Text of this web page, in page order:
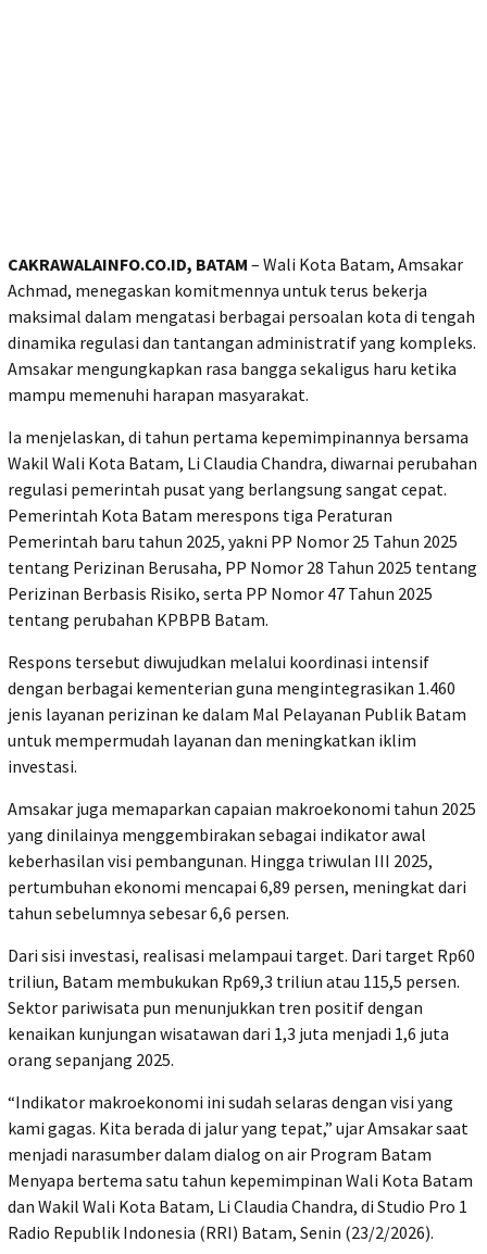
CAKRAWALAINFO.CO.ID, BATAM – Wali Kota Batam, Amsakar
Achmad, menegaskan komitmennya untuk terus bekerja
maksimal dalam mengatasi berbagai persoalan kota di tengah
dinamika regulasi dan tantangan administratif yang kompleks.
Amsakar mengungkapkan rasa bangga sekaligus haru ketika
mampu memenuhi harapan masyarakat.
Ia menjelaskan, di tahun pertama kepemimpinannya bersama
Wakil Wali Kota Batam, Li Claudia Chandra, diwarnai perubahan
regulasi pemerintah pusat yang berlangsung sangat cepat.
Pemerintah Kota Batam merespons tiga Peraturan
Pemerintah baru tahun 2025, yakni PP Nomor 25 Tahun 2025
tentang Perizinan Berusaha, PP Nomor 28 Tahun 2025 tentang
Perizinan Berbasis Risiko, serta PP Nomor 47 Tahun 2025
tentang perubahan KPBPB Batam.
Respons tersebut diwujudkan melalui koordinasi intensif
dengan berbagai kementerian guna mengintegrasikan 1.460
jenis layanan perizinan ke dalam Mal Pelayanan Publik Batam
untuk mempermudah layanan dan meningkatkan iklim
investasi.
Amsakar juga memaparkan capaian makroekonomi tahun 2025
yang dinilainya menggembirakan sebagai indikator awal
keberhasilan visi pembangunan. Hingga triwulan III 2025,
pertumbuhan ekonomi mencapai 6,89 persen, meningkat dari
tahun sebelumnya sebesar 6,6 persen.
Dari sisi investasi, realisasi melampaui target. Dari target Rp60
triliun, Batam membukukan Rp69,3 triliun atau 115,5 persen.
Sektor pariwisata pun menunjukkan tren positif dengan
kenaikan kunjungan wisatawan dari 1,3 juta menjadi 1,6 juta
orang sepanjang 2025.
“Indikator makroekonomi ini sudah selaras dengan visi yang
kami gagas. Kita berada di jalur yang tepat,” ujar Amsakar saat
menjadi narasumber dalam dialog on air Program Batam
Menyapa bertema satu tahun kepemimpinan Wali Kota Batam
dan Wakil Wali Kota Batam, Li Claudia Chandra, di Studio Pro 1
Radio Republik Indonesia (RRI) Batam, Senin (23/2/2026).